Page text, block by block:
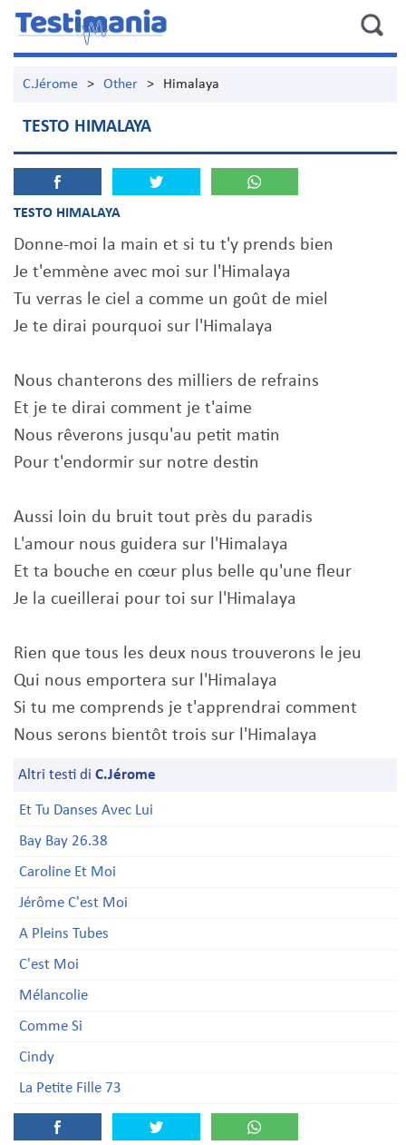
C.Jérome > Other > Himalaya
TESTO HIMALAYA
TESTO HIMALAYA
Donne-moi la main et si tu t'y prends bien
Je t'emmène avec moi sur l'Himalaya
Tu verras le ciel a comme un goût de miel
Je te dirai pourquoi sur l'Himalaya
Nous chanterons des milliers de refrains
Et je te dirai comment je t'aime
Nous rêverons jusqu'au petit matin
Pour t'endormir sur notre destin
Aussi loin du bruit tout près du paradis
L'amour nous guidera sur l'Himalaya
Et ta bouche en cœur plus belle qu'une fleur
Je la cueillerai pour toi sur l'Himalaya
Rien que tous les deux nous trouverons le jeu
Qui nous emportera sur l'Himalaya
Si tu me comprends je t'apprendrai comment
Nous serons bientôt trois sur l'Himalaya
Altri testi di C.Jérome
Et Tu Danses Avec Lui
Bay Bay 26.38
Caroline Et Moi
Jérôme C'est Moi
A Pleins Tubes
C'est Moi
Mélancolie
Comme Si
Cindy
La Petite Fille 73